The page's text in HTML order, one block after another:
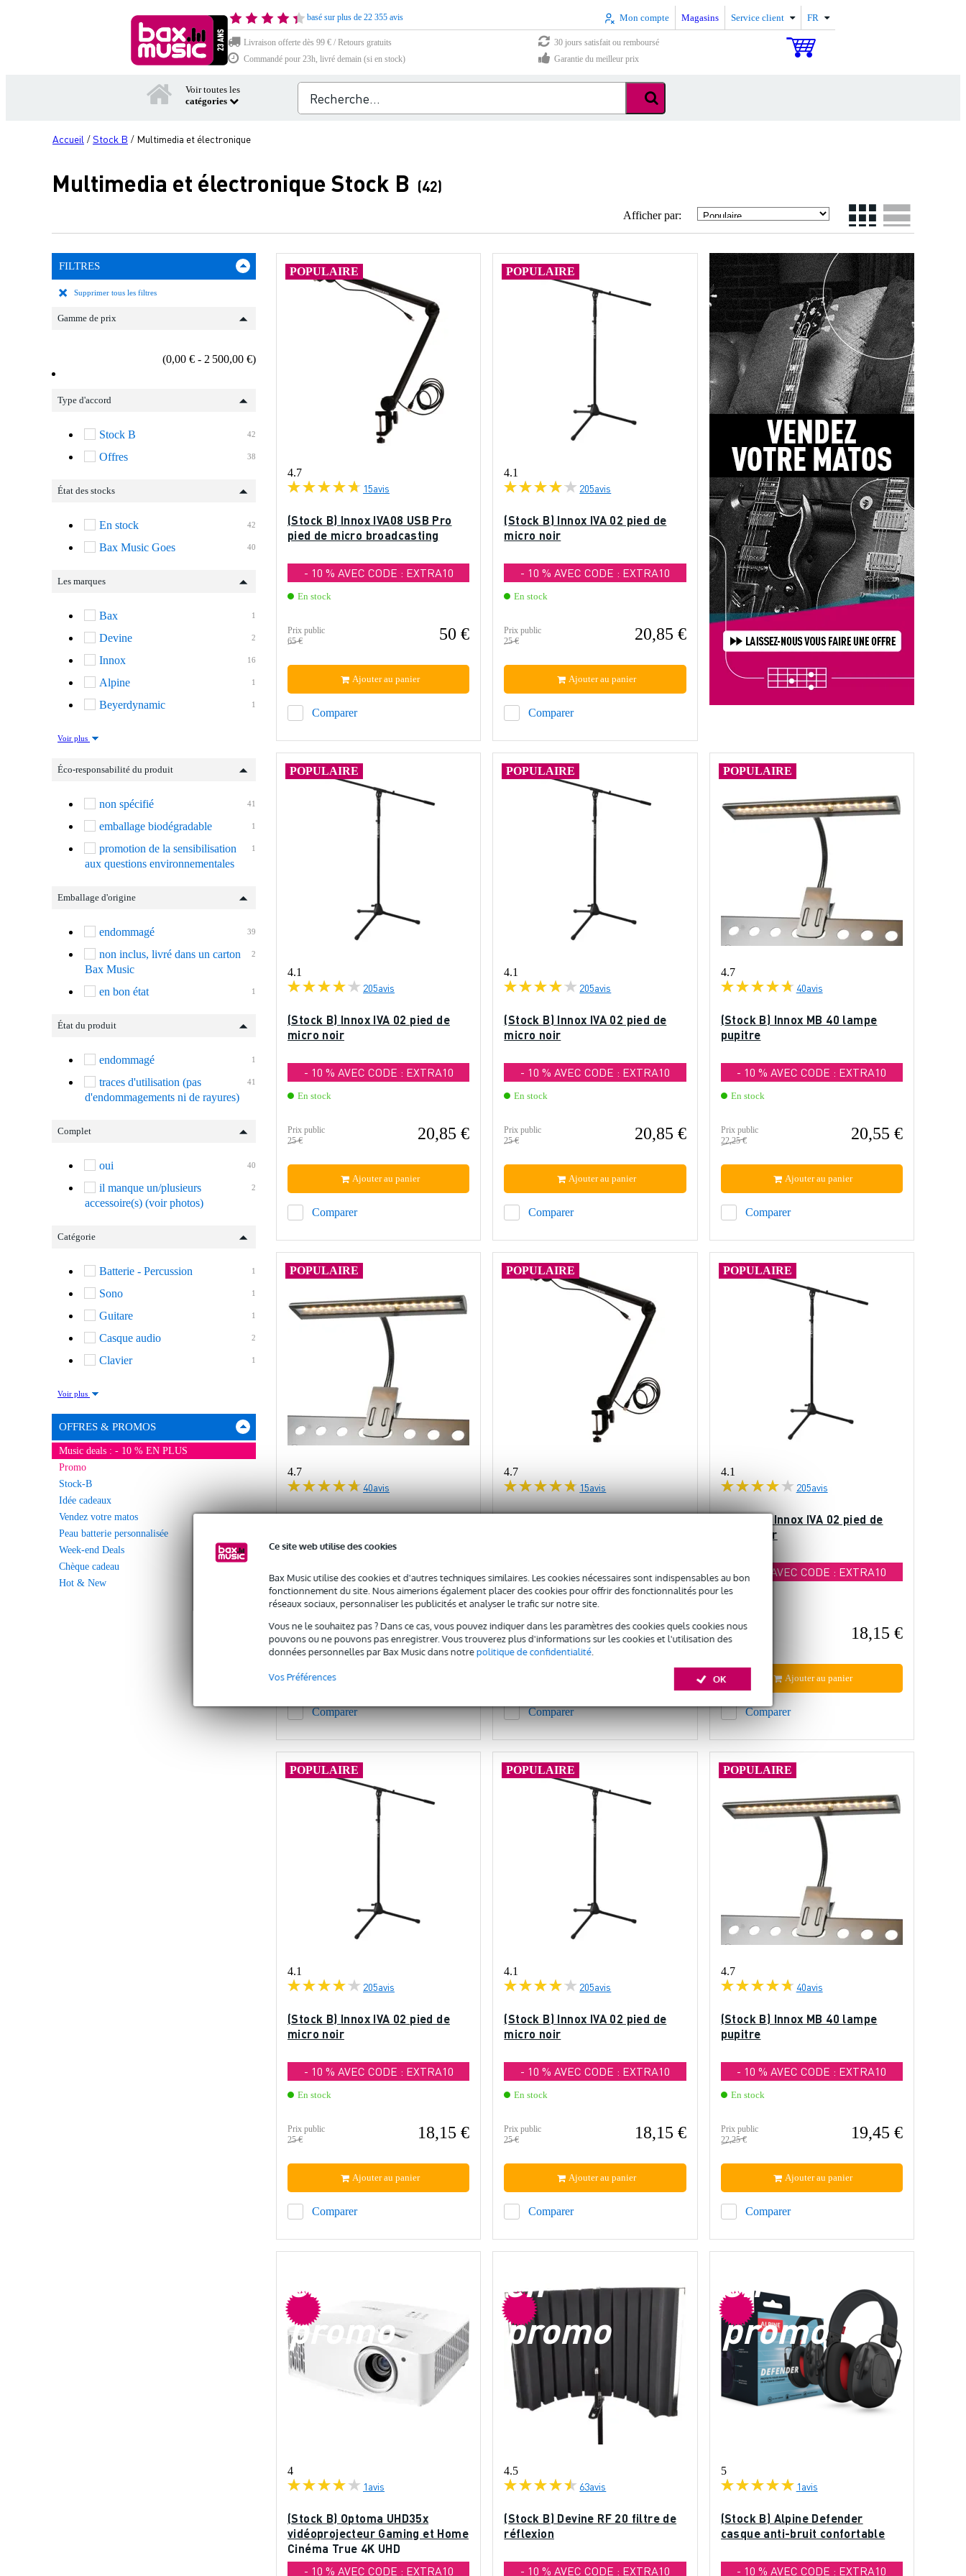
Ce site web utilise des cookies
Bax Music utilise des cookies et d'autres techniques similaires. Les cookies nécessaires sont indispensables au bon
fonctionnement du site. Nous aimerions également placer des cookies pour offrir des fonctionnalités pour les
réseaux sociaux, personnaliser les publicités et analyser le trafic sur notre site.
Vous ne le souhaitez pas ? Dans ce cas, vous pouvez indiquer dans les paramètres des cookies quels cookies nous
pouvons ou ne pouvons pas enregistrer. Vous trouverez plus d'informations sur les cookies et l'utilisation des
données personnelles par Bax Music dans notrepolitique de confidentialité.
OK
Vos Préférences
basé sur plus de 22 355 avis Mon compte Magasins Service client FR
Livraison offerte dès 99 € / Retours gratuits
30 jours satisfait ou remboursé
Commandé pour 23h, livré demain (si en stock)
Garantie du meilleur prix
Voir toutes les
catégories
Accueil /Stock B / Multimedia et électronique
Multimedia et électronique Stock B (42)
Afficher par:
FILTRES
Supprimer tous les filtres
Gamme de prix
(0,00 € - 2 500,00 €)
Type d'accord
42
Stock B
38
Offres
État des stocks
42
En stock
40
Bax Music Goes
Les marques
1
Bax
2
Devine
16
Innox
1
Alpine
1
Beyerdynamic
Voir plus
Éco-responsabilité du produit
41
non spécifié
1
emballage biodégradable
1
promotion de la sensibilisation
aux questions environnementales
Emballage d'origine
39
endommagé
2
non inclus, livré dans un carton
Bax Music
1
en bon état
État du produit
1
endommagé
41
traces d'utilisation (pas
d'endommagements ni de rayures)
Complet
40
oui
2
il manque un/plusieurs
accessoire(s) (voir photos)
Catégorie
1
Batterie - Percussion
1
Sono
1
Guitare
2
Casque audio
1
Clavier
Voir plus
OFFRES & PROMOS
Music deals : - 10 % EN PLUS
Promo
Stock-B
Idée cadeaux
Vendez votre matos
Peau batterie personnalisée
Week-end Deals
Chèque cadeau
Hot & New
POPULAIRE
4.7
15avis
(Stock B) Innox IVA08 USB Pro
pied de micro broadcasting
- 10 % AVEC CODE : EXTRA10
En stock
Prix public
65 €
50 €
Comparer
Ajouter au panier
POPULAIRE
4.1
205avis
(Stock B) Innox IVA 02 pied de
micro noir
- 10 % AVEC CODE : EXTRA10
En stock
Prix public
25 €
20,85 €
Comparer
Ajouter au panier
POPULAIRE
4.1
205avis
(Stock B) Innox IVA 02 pied de
micro noir
- 10 % AVEC CODE : EXTRA10
En stock
Prix public
25 €
20,85 €
Comparer
Ajouter au panier
POPULAIRE
4.1
205avis
(Stock B) Innox IVA 02 pied de
micro noir
- 10 % AVEC CODE : EXTRA10
En stock
Prix public
25 €
20,85 €
Comparer
Ajouter au panier
POPULAIRE
4.7
40avis
(Stock B) Innox MB 40 lampe
pupitre
- 10 % AVEC CODE : EXTRA10
En stock
Prix public
22,25 €
20,55 €
Comparer
Ajouter au panier
POPULAIRE
4.7
40avis
- 10 % AVEC CODE : EXTRA10
En stock
Prix public
22,25 €
20,55 €
Comparer
POPULAIRE
4.7
15avis
- 10 % AVEC CODE : EXTRA10
En stock
Prix public
65 €
60 €
Comparer
POPULAIRE
4.1
205avis
(Stock B) Innox IVA 02 pied de
micro noir
- 10 % AVEC CODE : EXTRA10
En stock
Prix public
25 €
18,15 €
Comparer
Ajouter au panier
POPULAIRE
4.1
205avis
(Stock B) Innox IVA 02 pied de
micro noir
- 10 % AVEC CODE : EXTRA10
En stock
Prix public
25 €
18,15 €
Comparer
Ajouter au panier
POPULAIRE
4.1
205avis
(Stock B) Innox IVA 02 pied de
micro noir
- 10 % AVEC CODE : EXTRA10
En stock
Prix public
25 €
18,15 €
Comparer
Ajouter au panier
POPULAIRE
4.7
40avis
(Stock B) Innox MB 40 lampe
pupitre
- 10 % AVEC CODE : EXTRA10
En stock
Prix public
22,25 €
19,45 €
Comparer
Ajouter au panier
en
promo
4
1avis
(Stock B) Optoma UHD35x
vidéoprojecteur Gaming et Home
Cinéma True 4K UHD
- 10 % AVEC CODE : EXTRA10
en
promo
4.5
63avis
(Stock B) Devine RF 20 filtre de
réflexion
- 10 % AVEC CODE : EXTRA10
en
promo
5
1avis
(Stock B) Alpine Defender
casque anti-bruit confortable
- 10 % AVEC CODE : EXTRA10